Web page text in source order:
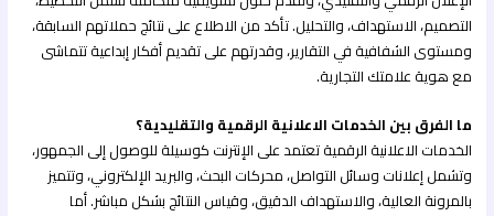
التصميم، الاستهداف، والتحليل. تأكد من الاطلاع على نتائج حملاتهم السابقة،
ومستوى الشفافية في التقارير، وقدرتهم على تقديم أفكار إبداعية تتماشى
مع هوية علامتك التجارية.
ما الفرق بين الخدمات الاعلانية الرقمية والتقليدية؟
الخدمات الاعلانية الرقمية تعتمد على الإنترنت كوسيلة للوصول إلى الجمهور،
وتشمل إعلانات وسائل التواصل، محركات البحث، والبريد الإلكتروني، وتتميز
بالمرونة العالية، والاستهداف الدقيق، وقياس النتائج بشكل مباشر. أما